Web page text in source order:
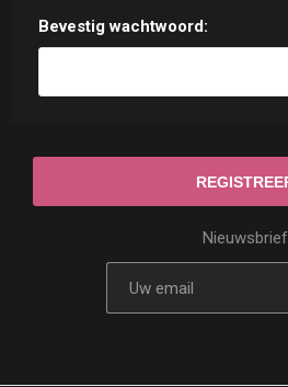
Bevestig wachtwoord:
Nieuwsbrief